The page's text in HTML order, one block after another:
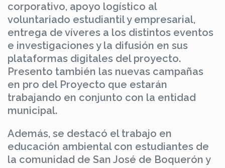
corporativo, apoyo logístico al
voluntariado estudiantil y empresarial,
entrega de víveres a los distintos eventos
e investigaciones y la difusión en sus
plataformas digitales del proyecto.
Presento también las nuevas campañas
en pro del Proyecto que estarán
trabajando en conjunto con la entidad
municipal.
Además, se destacó el trabajo en
educación ambiental con estudiantes de
la comunidad de San José de Boquerón y